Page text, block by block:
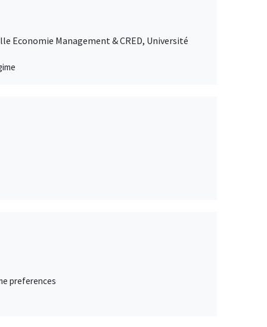
Economie Management & CRED, Université
preferences